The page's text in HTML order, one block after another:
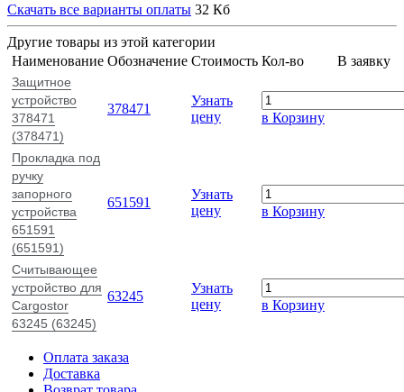
Скачать все варианты оплаты 32 Кб
Другие товары из этой категории
Наименование Обозначение Стоимость Кол-во В заявку
Защитное
устройство
378471
(378471)
378471
Узнать
цену
в Корзину
Прокладка под
ручку
запорного
устройства
651591
(651591)
651591
Узнать
цену
в Корзину
Считывающее
устройство для
Cargostor
63245 (63245)
63245
Узнать
цену
в Корзину
Оплата заказа
Доставка